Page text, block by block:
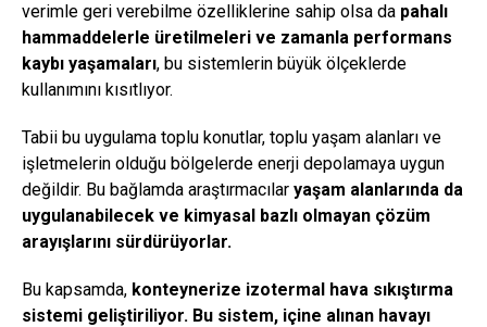
verimle geri verebilme özelliklerine sahip olsa da pahalı
hammaddelerle üretilmeleri ve zamanla performans
kaybı yaşamaları, bu sistemlerin büyük ölçeklerde
kullanımını kısıtlıyor.
Tabii bu uygulama toplu konutlar, toplu yaşam alanları ve
işletmelerin olduğu bölgelerde enerji depolamaya uygun
değildir. Bu bağlamda araştırmacılar yaşam alanlarında da
uygulanabilecek ve kimyasal bazlı olmayan çözüm
arayışlarını sürdürüyorlar.
Bu kapsamda, konteynerize izotermal hava sıkıştırma
sistemi geliştiriliyor. Bu sistem, içine alınan havayı